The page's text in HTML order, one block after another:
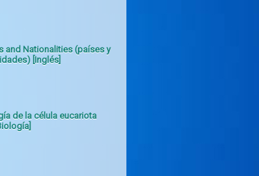
and Nationalities (países y
[Inglés]
de la célula eucariota